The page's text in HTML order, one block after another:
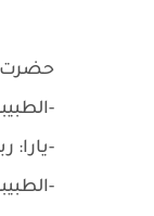
حضرت
-
-يارا:
-